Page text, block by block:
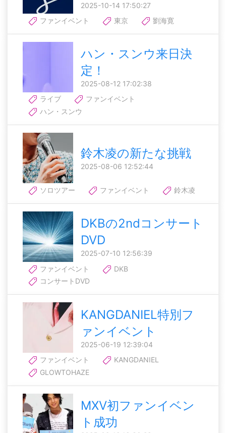
2025-10-14 17:50:27
ファンイベント
東京 劉海寛
ハン・スンウ来日決
定！
2025-08-12 17:02:38
ライブ
ファンイベント
ハン・スンウ
鈴木凌の新たな挑戦
2025-08-06 12:52:44
ソロツアー ファンイベント 鈴木凌
DKBの2ndコンサート
DVD
2025-07-10 12:56:39
ファンイベント
DKB
コンサートDVD
KANGDANIEL特別フ
ァンイベント
2025-06-19 12:39:04
ファンイベント
KANGDANIEL
GLOWTOHAZE
MXV初ファンイベン
ト成功